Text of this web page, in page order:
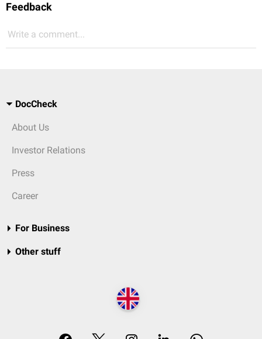
Feedback
Write a comment...
DocCheck
About Us
Investor Relations
Press
Career
For Business
Other stuff